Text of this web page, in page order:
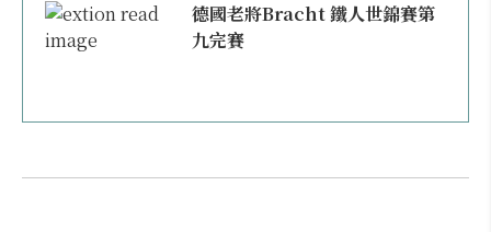
德國老將Bracht 鐵人世錦賽第
九完賽